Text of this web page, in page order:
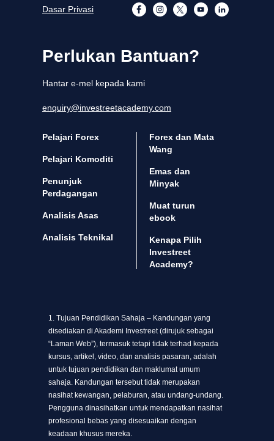
Dasar Privasi
Perlukan Bantuan?
Hantar e-mel kepada kami
enquiry@investreetacademy.com
Pelajari Forex
Pelajari Komoditi
Penunjuk
Perdagangan
Analisis Asas
Analisis Teknikal
Forex dan Mata
Wang
Emas dan
Minyak
Muat turun
ebook
Kenapa Pilih
Investreet
Academy?
1. Tujuan Pendidikan Sahaja – Kandungan yang
disediakan di Akademi Investreet (dirujuk sebagai
“Laman Web”), termasuk tetapi tidak terhad kepada
kursus, artikel, video, dan analisis pasaran, adalah
untuk tujuan pendidikan dan maklumat umum
sahaja. Kandungan tersebut tidak merupakan
nasihat kewangan, pelaburan, atau undang-undang.
Pengguna dinasihatkan untuk mendapatkan nasihat
profesional bebas yang disesuaikan dengan
keadaan khusus mereka.